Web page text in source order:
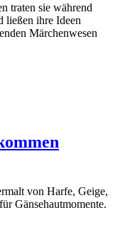
traten sie während
ließen ihre Ideen
Märchenwesen
von Harfe, Geige,
Gänsehautmomente.